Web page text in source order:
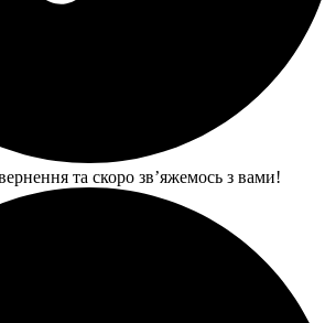
та скоро звʼяжемось з вами!